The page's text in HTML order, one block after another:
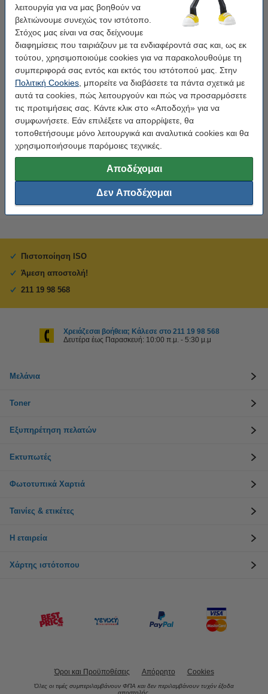
λειτουργία για να μας βοηθούν να
βελτιώνουμε συνεχώς τον ιστότοπο.
Στόχος μας είναι να σας δείχνουμε
διαφημίσεις που ταιριάζουν με τα ενδιαφέροντά σας και, ως εκ
τούτου, χρησιμοποιούμε cookies για να παρακολουθούμε τη
συμπεριφορά σας εντός και εκτός του ιστότοπού μας. Στην
Πολιτική Cookies , μπορείτε να διαβάσετε τα πάντα σχετικά με
αυτά τα cookies, πώς λειτουργούν και πώς να προσαρμόσετε
τις προτιμήσεις σας. Κάντε κλικ στο «Αποδοχή» για να
συμφωνήσετε. Εάν επιλέξετε να απορρίψετε, θα
τοποθετήσουμε μόνο λειτουργικά και αναλυτικά cookies και θα
χρησιμοποιήσουμε παρόμοιες τεχνικές.
Αποδέχομαι
Δεν Αποδέχομαι
Χρήση: πολυλειτουργικό Χρώμα κειμένου:
Χρώμα ταινίας: Διαφανής Διαστάσεις: 12 mm x 7 m
Χρώμα: κόκκινο σε διαφανές
κόκκινο σε διαφανές
Κάνε κλικ για να δεις τα χαρακτηριστικά!
Εξοικονόμησε σχεδόν40%στην ταινία!
Άμεσα διαθέσιμο
Παράγγειλε τώρα, για άμεση παράδοση!
Στο Καλάθι
Πιστοποίηση ISO
Άμεση αποστολή!
211 19 98 568
Χρειάζεσαι βοήθεια; Κάλεσε στο 211 19 98 568
Δευτέρα έως Παρασκευή: 10:00 π.μ. - 5:30 μ.μ
Μελάνια
Toner
Εξυπηρέτηση πελατών
Εκτυπωτές
Φωτοτυπικά Χαρτιά
Ταινίες & ετικέτες
Η εταιρεία
Χάρτης ιστότοπου
Όροι και Προϋποθέσεις Απόρρητο Cookies
Όλες οι τιμές συμπεριλαμβάνουν ΦΠΑ και δεν περιλαμβάνουν τυχόν έξοδα
αποστολής.